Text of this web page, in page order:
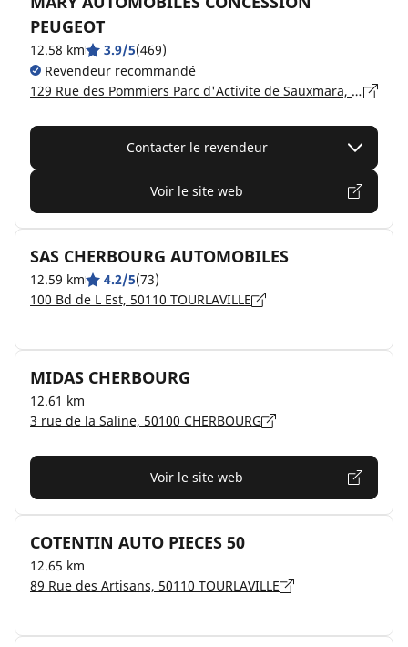
PEUGEOT
12.58 km 3.9/5(469)
Revendeur recommandé
129 Rue des Pommiers Parc d'Activite de Sauxmara, 50110 TOURLAVILLE
Contacter le revendeur
Voir le site web
SAS CHERBOURG AUTOMOBILES
12.59 km 4.2/5(73)
100 Bd de L Est, 50110 TOURLAVILLE
MIDAS CHERBOURG
12.61 km
3 rue de la Saline, 50100 CHERBOURG
Voir le site web
COTENTIN AUTO PIECES 50
12.65 km
89 Rue des Artisans, 50110 TOURLAVILLE